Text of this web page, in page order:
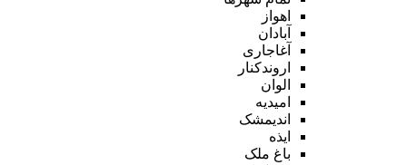
اهواز
آبادان
آغاجاری
اروندکنار
الوان
امیدیه
اندیمشک
ایذه
باغ ملک